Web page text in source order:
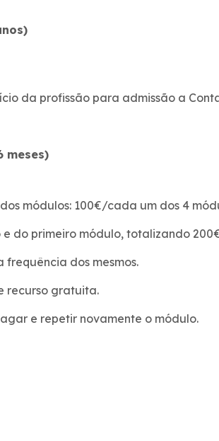
da profissão para admissão a
meses)
módulos: 100€/cada um dos 4
do primeiro módulo, totalizando
frequência dos mesmos.
recurso gratuita.
e repetir novamente o módulo.